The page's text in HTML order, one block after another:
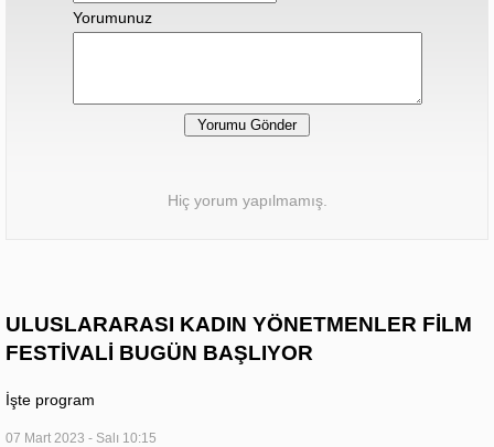
Yorumunuz
Hiç yorum yapılmamış.
ULUSLARARASI KADIN YÖNETMENLER FİLM
FESTİVALİ BUGÜN BAŞLIYOR
İşte program
07 Mart 2023 - Salı 10:15